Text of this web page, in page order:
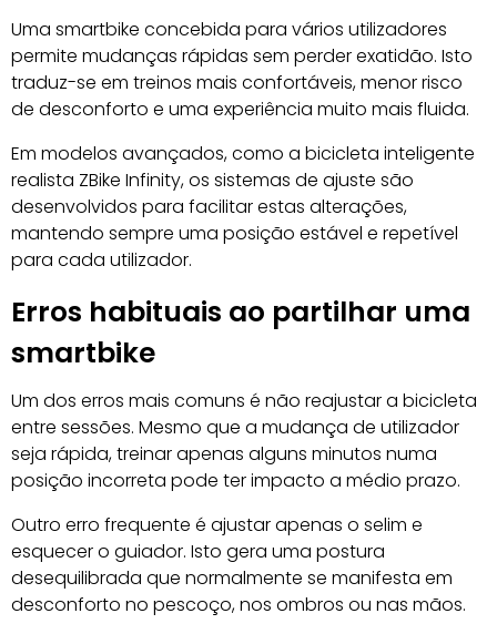
Uma smartbike concebida para vários utilizadores
permite mudanças rápidas sem perder exatidão. Isto
traduz-se em treinos mais confortáveis, menor risco
de desconforto e uma experiência muito mais fluida.
Em modelos avançados, como a bicicleta inteligente
realista ZBike Infinity, os sistemas de ajuste são
desenvolvidos para facilitar estas alterações,
mantendo sempre uma posição estável e repetível
para cada utilizador.
Erros habituais ao partilhar uma
smartbike
Um dos erros mais comuns é não reajustar a bicicleta
entre sessões. Mesmo que a mudança de utilizador
seja rápida, treinar apenas alguns minutos numa
posição incorreta pode ter impacto a médio prazo.
Outro erro frequente é ajustar apenas o selim e
esquecer o guiador. Isto gera uma postura
desequilibrada que normalmente se manifesta em
desconforto no pescoço, nos ombros ou nas mãos.